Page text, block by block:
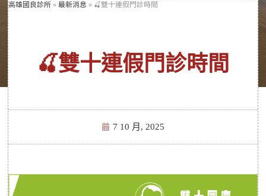
高雄國良診所 »最新消息 » 🍒雙十連假門診時間
🍒雙十連假門診時間
7 10 月, 2025